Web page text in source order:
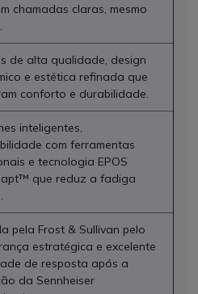
chamadas claras, mesmo
de alta qualidade, design
e estética refinada que
conforto e durabilidade.
inteligentes,
com ferramentas
e tecnologia EPOS
que reduz a fadiga
pela Frost & Sullivan pelo
estratégica e excelente
de resposta após a
da Sennheiser